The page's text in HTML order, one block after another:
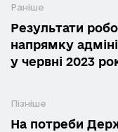
Раніше
Результати
напрямку
у червні 2023
Пізніше
На потреби